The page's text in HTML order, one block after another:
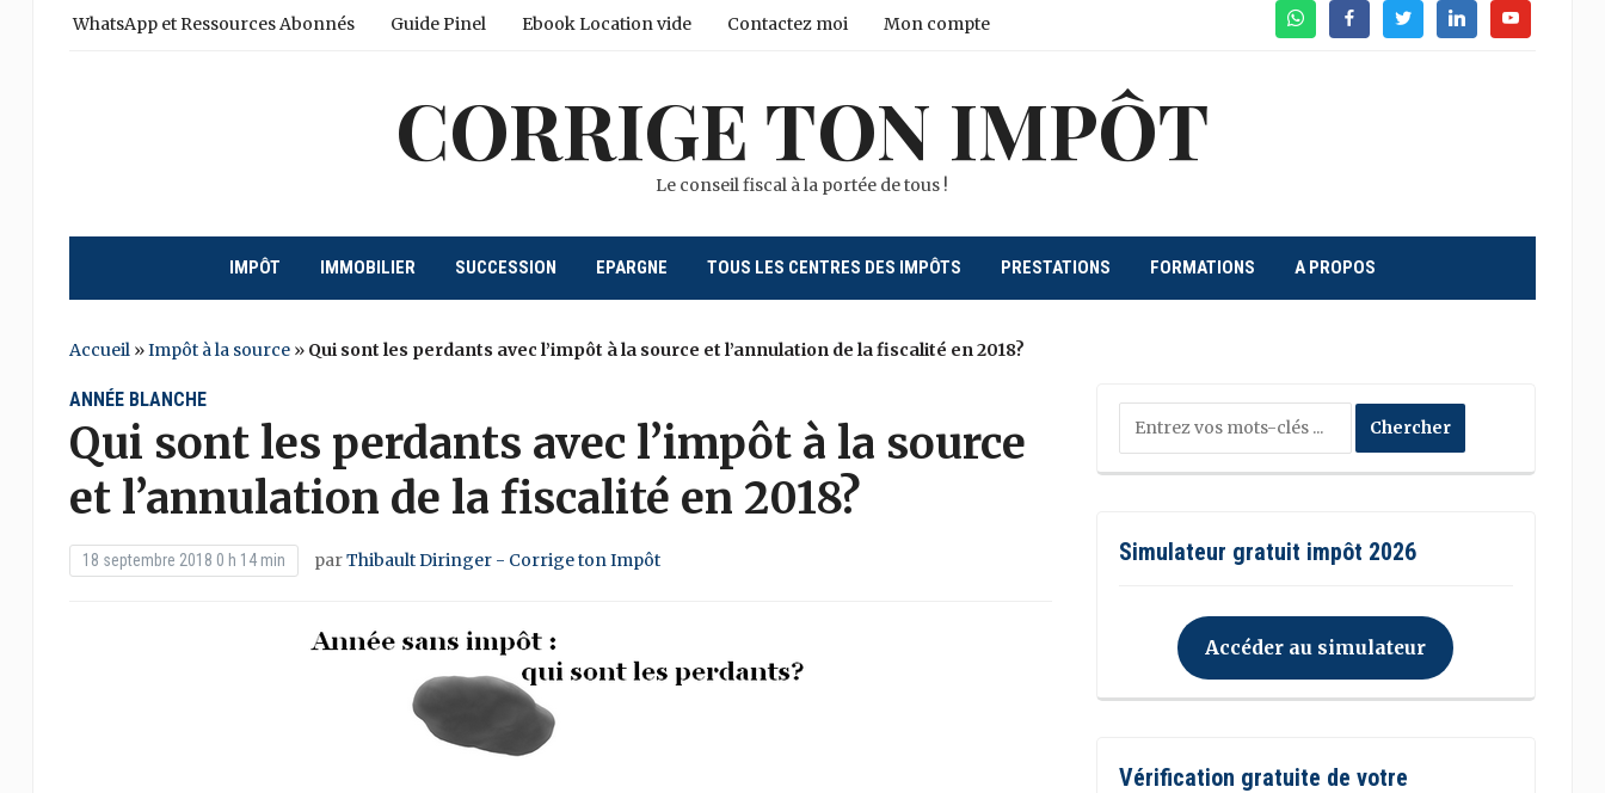
WhatsAppFacebookTwitterLinkedinYoutube
WhatsApp et Ressources Abonnés Guide Pinel Ebook Location vide Contactez moi Mon compte
CORRIGE TON IMPÔT
Le conseil fiscal à la portée de tous !
IMPÔT IMMOBILIER SUCCESSION EPARGNE TOUS LES CENTRES DES IMPÔTS PRESTATIONS FORMATIONS A PROPOS
Accueil»Impôt à la source» Qui sont les perdants avec l’impôt à la source et l’annulation de la fiscalité en 2018?
ANNÉE BLANCHE
Qui sont les perdants avec l’impôt à la source
et l’annulation de la fiscalité en 2018?
18 septembre 2018 0 h 14 min parThibault Diringer - Corrige ton Impôt Simulateur gratuit impôt 2026
Accéder au simulateur
Vérification gratuite de votre